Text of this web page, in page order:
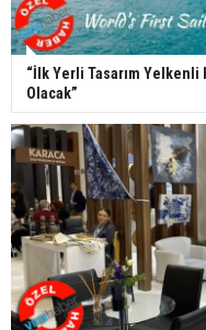
“İlk Yerli Tasarım Yelkenli
Olacak”